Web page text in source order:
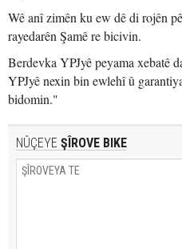
Wê anî zimên ku ew dê di rojên
rayedarên Şamê re bicivin.
Berdevka YPJyê peyama xebatê
YPJyê nexin bin ewlehî û
bidomin."
NÛÇEYE ŞÎROVE BIKE